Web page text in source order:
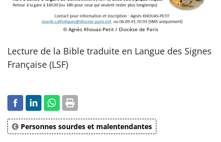
© Agnès Khouas-Petit / Diocèse de Paris
Lecture de la Bible traduite en Langue des Signes
Française (LSF)
Personnes sourdes et malentendantes